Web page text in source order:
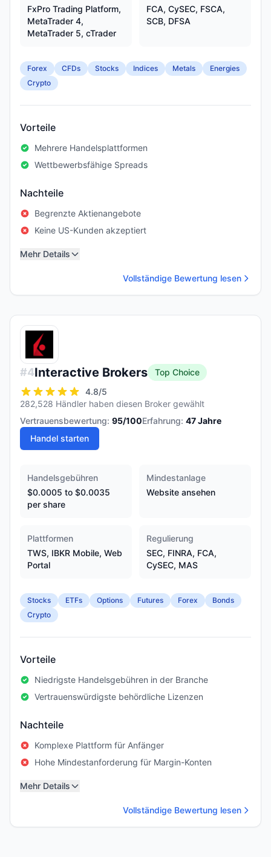
FxPro Trading Platform,
MetaTrader 4,
MetaTrader 5, cTrader
FCA, CySEC, FSCA,
SCB, DFSA
Forex CFDs Stocks Indices Metals
Energies
Crypto
Vorteile
Mehrere Handelsplattformen
Wettbewerbsfähige Spreads
Nachteile
Begrenzte Aktienangebote
Keine US-Kunden akzeptiert
Mehr Details
Vollständige Bewertung lesen
#4Interactive Brokers
Top Choice
4.8/5
282,528 Händler haben diesen Broker gewählt
Vertrauensbewertung: 95/100Erfahrung: 47Jahre
Handel starten
Handelsgebühren
$0.0005 to $0.0035
per share
Mindestanlage
Website ansehen
Plattformen
TWS, IBKR Mobile, Web
Portal
Regulierung
SEC, FINRA, FCA,
CySEC, MAS
Stocks ETFs Options Futures Forex
Bonds
Crypto
Vorteile
Niedrigste Handelsgebühren in der Branche
Vertrauenswürdigste behördliche Lizenzen
Nachteile
Komplexe Plattform für Anfänger
Hohe Mindestanforderung für Margin-Konten
Mehr Details
Vollständige Bewertung lesen